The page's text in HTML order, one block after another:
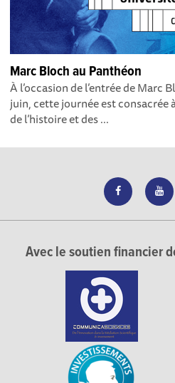
Marc Bloch au Panthéon
À l’occasion de l’entrée de Marc
juin, cette journée est consacrée
de l’histoire et des ...
Avec le soutien financier